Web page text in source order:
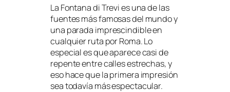
La Fontana di Trevi es una de las
fuentes más famosas del mundo y
una parada imprescindible en
cualquier ruta por Roma. Lo
especial es que aparece casi de
repente entre calles estrechas, y
eso hace que la primera impresión
sea todavía más espectacular.